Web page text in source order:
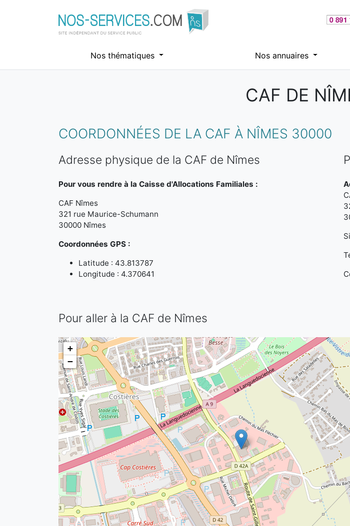
Nos thématiques Nos annuaires
CAF DE
COORDONNÉES DE LA CAF À NÎMES 30000
Adresse physique de la CAF de Nîmes
Pour vous rendre à la Caisse d'Allocations Familiales :
CAF Nîmes
321 rue Maurice-Schumann
30000 Nîmes
Coordonnées GPS :
Latitude : 43.813787
Longitude : 4.370641
Pour aller à la CAF de Nîmes
+
−